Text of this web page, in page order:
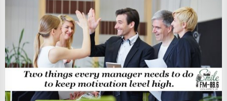
BROADCASTS
NEWS
UPDATE,
CURRENT
AFFAIRS
&
ENTERTAINMENT